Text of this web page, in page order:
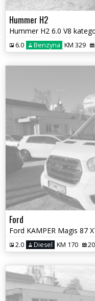
Hummer H2
6.0 Benzyna KM 329
Ford
2.0 Diesel KM 170